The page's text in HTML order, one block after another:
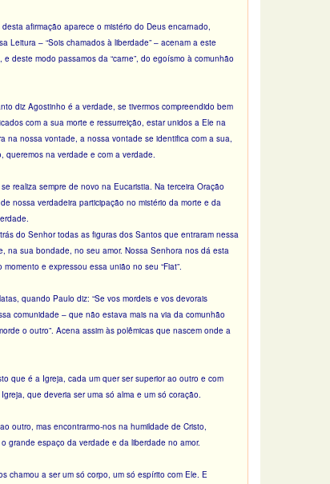
afirmação aparece o mistério do Deus encarnado,
Leitura – “Sois chamados à liberdade” – acenam a este
deste modo passamos da “carne”, do egoísmo à comunhão
diz Agostinho é a verdade, se tivermos compreendido bem
com a sua morte e ressurreição, estar unidos a Ele na
na nossa vontade, a nossa vontade se identifica com a sua,
queremos na verdade e com a verdade.
realiza sempre de novo na Eucaristia. Na terceira Oração
nossa verdadeira participação no mistério da morte e da
do Senhor todas as figuras dos Santos que entraram nessa
na sua bondade, no seu amor. Nossa Senhora nos dá esta
e expressou essa união no seu “Fiat”.
quando Paulo diz: “Se vos mordeis e vos devorais
comunidade – que não estava mais na via da comunhão
o outro”. Acena assim às polêmicas que nascem onde a
que é a Igreja, cada um quer ser superior ao outro e com
que deveria ser uma só alma e um só coração.
outro, mas encontrarmo-nos na humildade de Cristo,
grande espaço da verdade e da liberdade no amor.
chamou a ser um só corpo, um só espírito com Ele. E